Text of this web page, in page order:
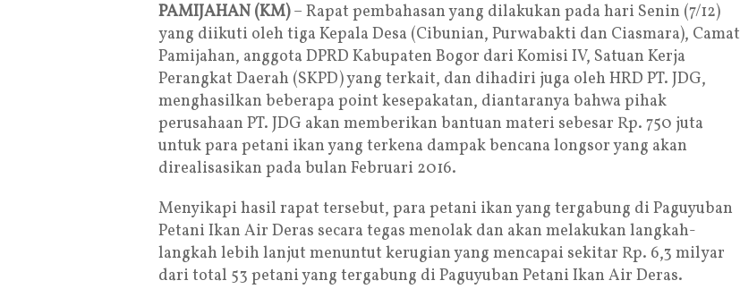
PAMIJAHAN (KM)– Rapat pembahasan yang dilakukan pada hari Senin (7/12)
yang diikuti oleh tiga Kepala Desa (Cibunian, Purwabakti dan Ciasmara), Camat
Pamijahan, anggota DPRD Kabupaten Bogor dari Komisi IV, Satuan Kerja
Perangkat Daerah (SKPD) yang terkait, dan dihadiri juga oleh HRD PT. JDG,
menghasilkan beberapa point kesepakatan, diantaranya bahwa pihak
perusahaan PT. JDG akan memberikan bantuan materi sebesar Rp. 750 juta
untuk para petani ikan yang terkena dampak bencana longsor yang akan
direalisasikan pada bulan Februari 2016.
Menyikapi hasil rapat tersebut, para petani ikan yang tergabung di Paguyuban
Petani Ikan Air Deras secara tegas menolak dan akan melakukan langkah-
langkah lebih lanjut menuntut kerugian yang mencapai sekitar Rp. 6,3 milyar
dari total 53 petani yang tergabung di Paguyuban Petani Ikan Air Deras.